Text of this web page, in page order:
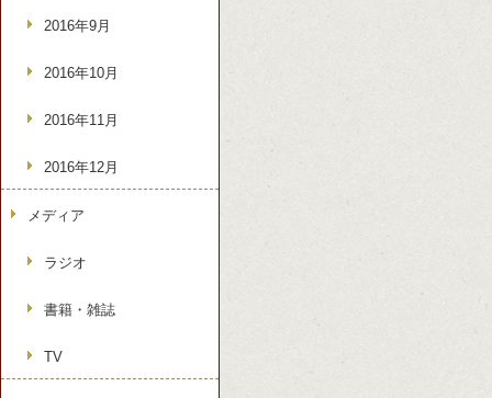
2016年9月
2016年10月
2016年11月
2016年12月
メディア
ラジオ
書籍・雑誌
TV